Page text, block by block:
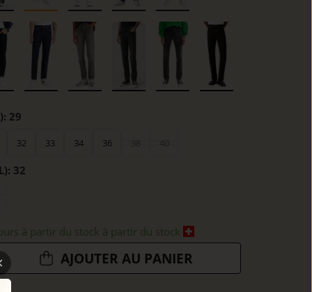
29
32 33 34 36
32
à partir du stock à partir du stock
AJOUTER AU PANIER